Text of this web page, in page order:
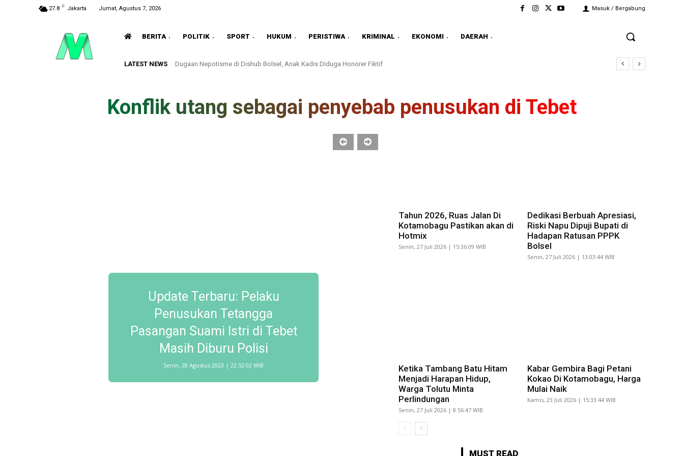
27.8 C Jakarta Jumat, Agustus 7, 2026 Masuk / Bergabung
BERITA POLITIK SPORT HUKUM PERISTIWA KRIMINAL EKONOMI DAERAH
LATEST NEWS Dugaan Nepotisme di Dishub Bolsel, Anak Kadis Diduga Honorer Fiktif
Apel Perdana Agustus, Wabup Deddy Tekankan Disiplin ASN, Keuangan Sehat, Pelayanan Berkualitas
Konflik utang sebagai penyebab penusukan di Tebet
Update Terbaru: Pelaku
Penusukan Tetangga
Pasangan Suami Istri di Tebet
Masih Diburu Polisi
Senin, 28 Agustus 2023 | 22:52:02 WIB
Tahun 2026, Ruas Jalan Di
Kotamobagu Pastikan akan di
Hotmix
Senin, 27 Juli 2026 | 15:36:09 WIB
Dedikasi Berbuah Apresiasi,
Riski Napu Dipuji Bupati di
Hadapan Ratusan PPPK
Bolsel
Senin, 27 Juli 2026 | 13:03:44 WIB
Ketika Tambang Batu Hitam
Menjadi Harapan Hidup,
Warga Tolutu Minta
Perlindungan
Senin, 27 Juli 2026 | 8:56:47 WIB
Kabar Gembira Bagi Petani
Kokao Di Kotamobagu, Harga
Mulai Naik
Kamis, 23 Juli 2026 | 15:33:44 WIB
MUST READ